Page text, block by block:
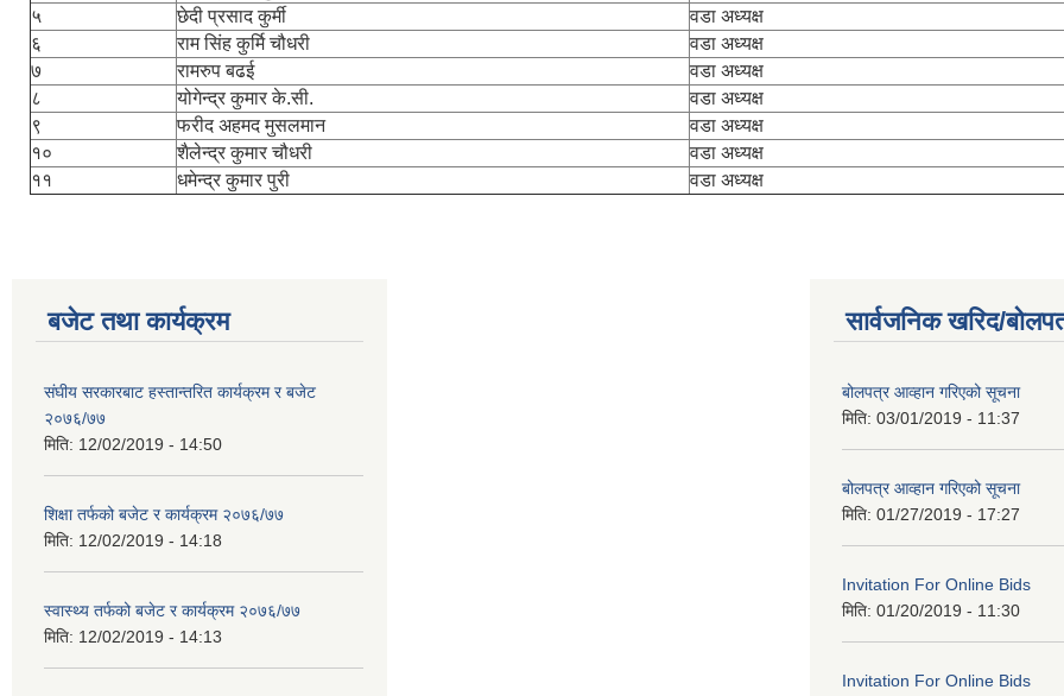
५
छेदी प्रसाद कुर्मी वडा अध्यक्ष
६
राम सिंह कुर्मि चौधरी वडा अध्यक्ष
७
रामरुप बढई वडा अध्यक्ष
८
योगेन्द्र कुमार के.सी. वडा अध्यक्ष
९
फरीद अहमद मुसलमान वडा अध्यक्ष
१०
शैलेन्द्र कुमार चौधरी वडा अध्यक्ष
११
धमेन्द्र कुमार पुरी वडा अध्यक्ष
बजेट तथा कार्यक्रम
संघीय सरकारबाट हस्तान्तरित कार्यक्रम र बजेट
२०७६/७७
मिति: 12/02/2019 - 14:50
शिक्षा तर्फको बजेट र कार्यक्रम २०७६/७७
मिति: 12/02/2019 - 14:18
स्वास्थ्य तर्फको बजेट र कार्यक्रम २०७६/७७
मिति: 12/02/2019 - 14:13
सार्वजनिक खरिद/
बोलपत्र आव्हान गरिएको सूचना
मिति: 03/01/2019 - 11:37
बोलपत्र आव्हान गरिएको सूचना
मिति: 01/27/2019 - 17:27
Invitation For Online Bids
मिति: 01/20/2019 - 11:30
Invitation For Online Bids